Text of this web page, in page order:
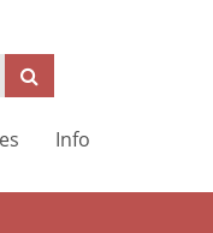
Suchen
Info